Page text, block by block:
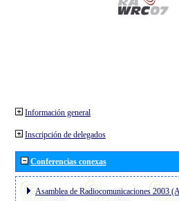
Información general
Inscripción de delegados
Conferencias conexas
Asamblea de Radiocomunicaciones 2003